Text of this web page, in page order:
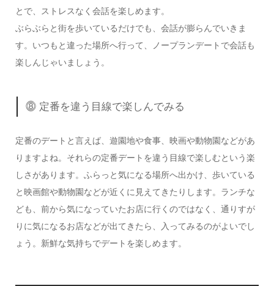
とで、ストレスなく会話を楽しめます。
ぶらぶらと街を歩いているだけでも、会話が膨らんでいきま
す。いつもと違った場所へ行って、ノープランデートで会話も
楽しんじゃいましょう。
⓼ 定番を違う目線で楽しんでみる
定番のデートと言えば、遊園地や食事、映画や動物園などがあ
りますよね。それらの定番デートを違う目線で楽しむという楽
しさがあります。ふらっと気になる場所へ出かけ、歩いている
と映画館や動物園などが近くに見えてきたりします。ランチな
ども、前から気になっていたお店に行くのではなく、通りすが
りに気になるお店などが出てきたら、入ってみるのがよいでし
ょう。 新鮮な気持ちでデートを楽しめます。